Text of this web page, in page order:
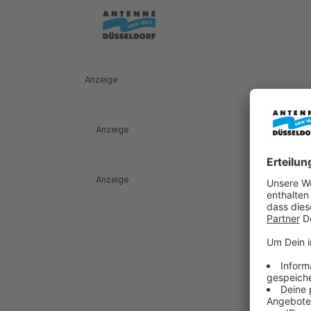
Anzeige
Anzeige
Anzeige